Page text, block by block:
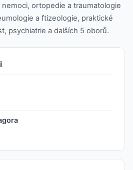
ortopedie a traumatologie
a ftizeologie, praktické
psychiatrie a dalších 5 oborů.